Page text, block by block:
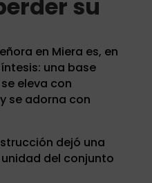
su
en Miera es, en
una base
eleva con
se adorna con
dejó una
del conjunto